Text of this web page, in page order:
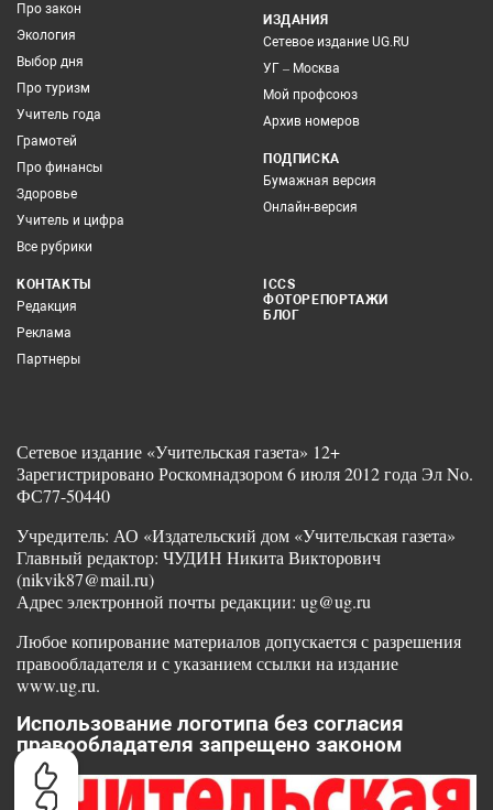
Про закон
Экология
Выбор дня
Про туризм
Учитель года
Грамотей
Про финансы
Здоровье
Учитель и цифра
Все рубрики
ИЗДАНИЯ
Сетевое издание UG.RU
УГ – Москва
Мой профсоюз
Архив номеров
ПОДПИСКА
Бумажная версия
Онлайн-версия
КОНТАКТЫ
Редакция
Реклама
Партнеры
ICCS
ФОТОРЕПОРТАЖИ
БЛОГ
Сетевое издание «Учительская газета» 12+
Зарегистрировано Роскомнадзором 6 июля 2012 года Эл No.
ФС77-50440
Учредитель: АО «Издательский дом «Учительская газета»
Главный редактор: ЧУДИН Никита Викторович
(nikvik87@mail.ru)
Адрес электронной почты редакции: ug@ug.ru
Любое копирование материалов допускается с разрешения
правообладателя и с указанием ссылки на издание
www.ug.ru.
Использование логотипа без согласия
правообладателя запрещено законом